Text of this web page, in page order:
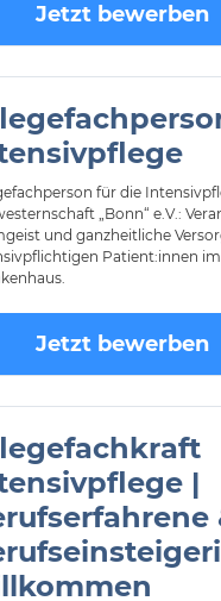
Jetzt bewerben
für die
„Bonn“ e.V.:
und ganzheitliche
Patient:innen
Jetzt bewerben
|